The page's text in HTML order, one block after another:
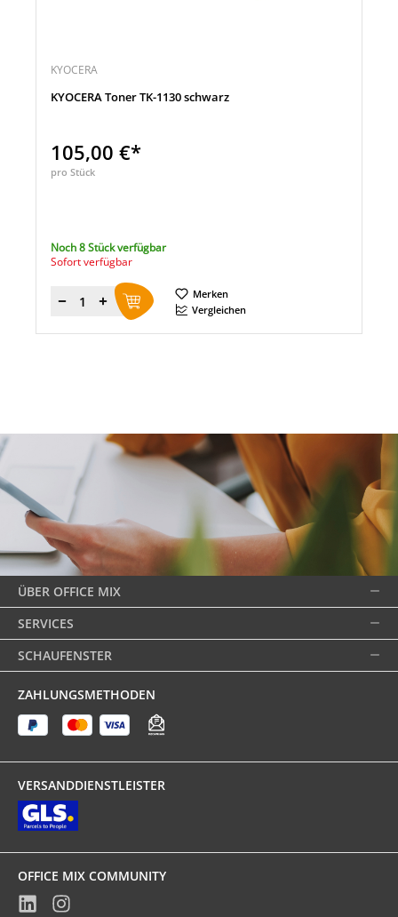
KYOCERA
KYOCERA Toner TK-1130 schwarz
105,00 €*
pro Stück
Noch 8 Stück verfügbar
Sofort verfügbar
Menge
Merken
Vergleichen
ÜBER OFFICE MIX
SERVICES
SCHAUFENSTER
ZAHLUNGSMETHODEN
VERSANDDIENSTLEISTER
OFFICE MIX COMMUNITY